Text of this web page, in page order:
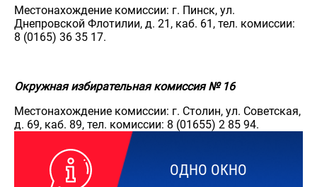
ОДНО ОКНО
Местонахождение комиссии: г. Пинск, ул.
Днепровской Флотилии, д. 21, каб. 61, тел. комиссии:
8 (0165) 36 35 17.
Окружная избирательная комиссия № 16
Местонахождение комиссии: г. Столин, ул. Советская,
д. 69, каб. 89, тел. комиссии: 8 (01655) 2 85 94.